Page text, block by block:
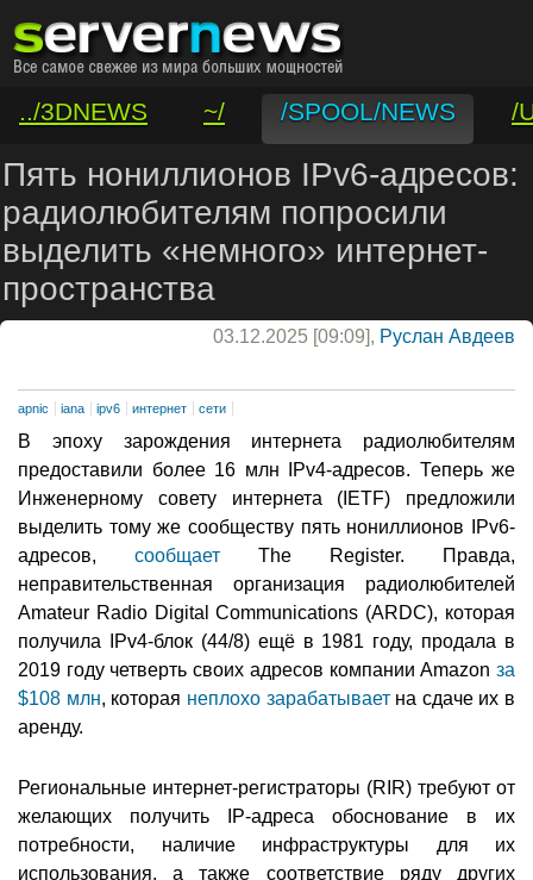
../3DNEWS ~/ /SPOOL/NEWS
/
/VAR/CONTACT
Пять нониллионов IPv6-адресов:
радиолюбителям попросили
выделить «немного» интернет-
пространства
03.12.2025 [09:09], Руслан Авдеев
apnic iana ipv6 интернет сети
В эпоху зарождения интернета радиолюбителям
предоставили более 16 млн IPv4-адресов. Теперь же
Инженерному совету интернета (IETF) предложили
выделить тому же сообществу пять нониллионов IPv6-
адресов, сообщает The Register. Правда,
неправительственная организация радиолюбителей
Amateur Radio Digital Communications (ARDC), которая
получила IPv4-блок (44/8) ещё в 1981 году, продала в
2019 году четверть своих адресов компании Amazon за
$108 млн, которая неплохо зарабатываетна сдаче их в
аренду.
Региональные интернет-регистраторы (RIR) требуют от
желающих получить IP-адреса обоснование в их
потребности, наличие инфраструктуры для их
использования, а также соответствие ряду других